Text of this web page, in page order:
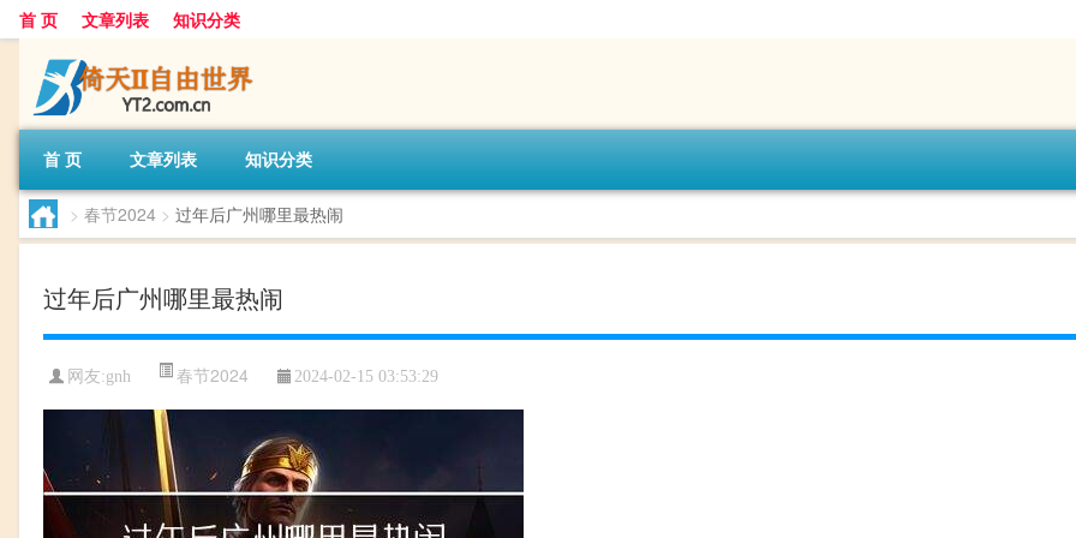
首 页 文章列表 知识分类
首 页 文章列表 知识分类
> 春节2024 > 过年后广州哪里最热闹
过年后广州哪里最热闹
网友:gnh 春节2024 2024-02-15 03:53:29